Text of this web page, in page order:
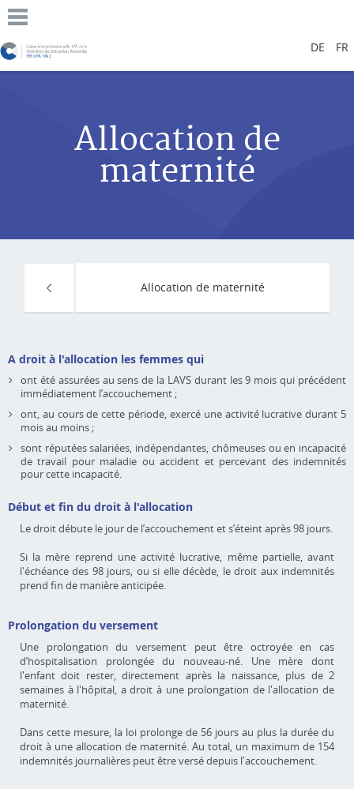
DE FR
Allocation de
maternité
Allocation de maternité
A droit à l'allocation les femmes qui
ont été assurées au sens de la LAVS durant les 9 mois qui précédent
immédiatement l’accouchement ;
ont, au cours de cette période, exercé une activité lucrative durant 5
mois au moins ;
sont réputées salariées, indépendantes, chômeuses ou en incapacité
de travail pour maladie ou accident et percevant des indemnités
pour cette incapacité.
Début et fin du droit à l'allocation
Le droit débute le jour de l’accouchement et s’éteint après 98 jours.
Si la mère reprend une activité lucrative, même partielle, avant
l'échéance des 98 jours, ou si elle décède, le droit aux indemnités
prend fin de manière anticipée.
Prolongation du versement
Une prolongation du versement peut être octroyée en cas
d’hospitalisation prolongée du nouveau-né. Une mère dont
l'enfant doit rester, directement après la naissance, plus de 2
semaines à l'hôpital, a droit à une prolongation de l'allocation de
maternité.
Dans cette mesure, la loi prolonge de 56 jours au plus la durée du
droit à une allocation de maternité. Au total, un maximum de 154
indemnités journalières peut être versé depuis l'accouchement.